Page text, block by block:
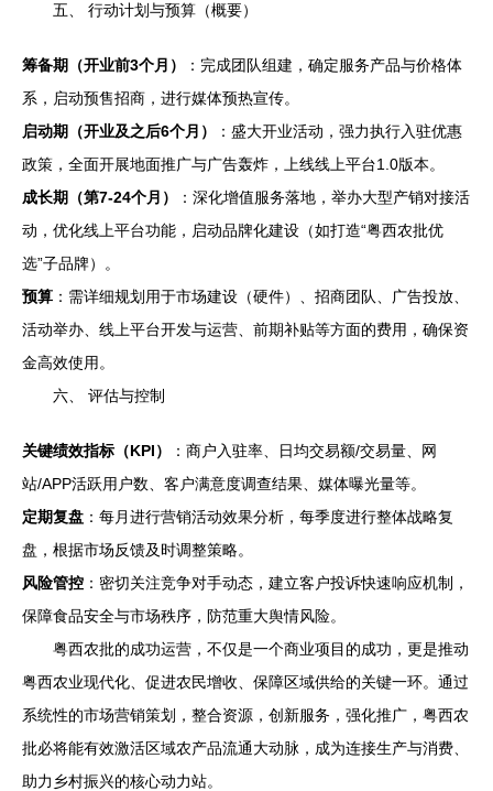
五、 行动计划与预算（概要）
筹备期（开业前3个月）
：完成团队组建，确定服务产品与价格体
系，启动预售招商，进行媒体预热宣传。
启动期（开业及之后6个月）
：盛大开业活动，强力执行入驻优惠
政策，全面开展地面推广与广告轰炸，上线线上平台1.0版本。
成长期（第7-24个月）
：深化增值服务落地，举办大型产销对接活
动，优化线上平台功能，启动品牌化建设（如打造“粤西农批优
选”子品牌）。
预算 ：需详细规划用于市场建设（硬件）、招商团队、广告投放、
活动举办、线上平台开发与运营、前期补贴等方面的费用，确保资
金高效使用。
六、 评估与控制
关键绩效指标（KPI）
：商户入驻率、日均交易额/交易量、网
站/APP活跃用户数、客户满意度调查结果、媒体曝光量等。
定期复盘 ：每月进行营销活动效果分析，每季度进行整体战略复
盘，根据市场反馈及时调整策略。
风险管控 ：密切关注竞争对手动态，建立客户投诉快速响应机制，
保障食品安全与市场秩序，防范重大舆情风险。
粤西农批的成功运营，不仅是一个商业项目的成功，更是推动
粤西农业现代化、促进农民增收、保障区域供给的关键一环。通过
系统性的市场营销策划，整合资源，创新服务，强化推广，粤西农
批必将能有效激活区域农产品流通大动脉，成为连接生产与消费、
助力乡村振兴的核心动力站。